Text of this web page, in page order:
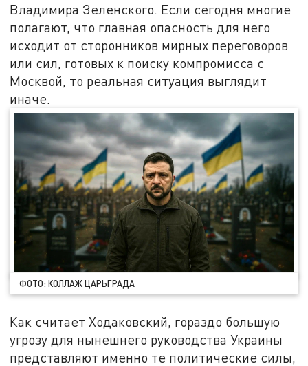
Владимира Зеленского. Если сегодня многие
полагают, что главная опасность для него
исходит от сторонников мирных переговоров
или сил, готовых к поиску компромисса с
Москвой, то реальная ситуация выглядит
иначе.
ФОТО: КОЛЛАЖ ЦАРЬГРАДА
Как считает Ходаковский, гораздо большую
угрозу для нынешнего руководства Украины
представляют именно те политические силы,